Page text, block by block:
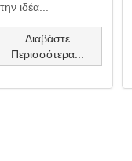
ιδέα...
Διαβάστε
Περισσότερα...